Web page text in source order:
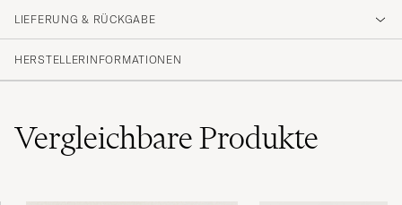
LIEFERUNG & RÜCKGABE
HERSTELLERINFORMATIONEN
VergleichbareProdukte